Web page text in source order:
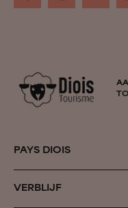
PAYS DIOIS
Door de seizoenen
VERBLIJF